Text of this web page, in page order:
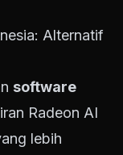
Alternatif
software
Radeon AI
lebih